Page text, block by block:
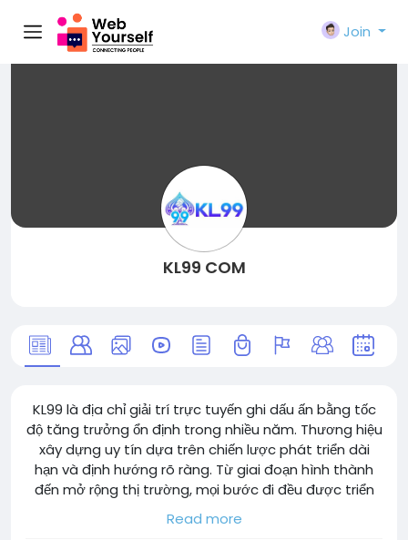
Join
KL99 COM
KL99 là địa chỉ giải trí trực tuyến ghi dấu ấn bằng tốc
độ tăng trưởng ổn định trong nhiều năm. Thương hiệu
xây dựng uy tín dựa trên chiến lược phát triển dài
hạn và định hướng rõ ràng. Từ giai đoạn hình thành
đến mở rộng thị trường, mọi bước đi đều được triển
khai bài bản. Bài viết dưới đây tổng hợp chi tiết quá
trình phát triển và những yếu tố tạo nên vị thế hiện
Read more